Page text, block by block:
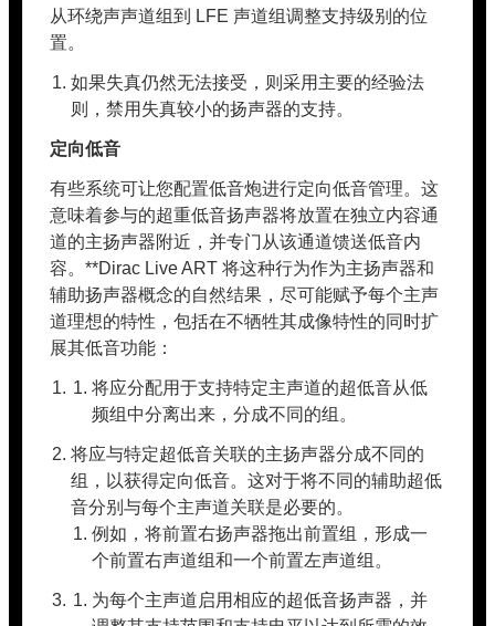
从环绕声声道组到 LFE 声道组调整支持级别的位
置。
如果失真仍然无法接受，则采用主要的经验法
则，禁用失真较小的扬声器的支持。
定向低音
有些系统可让您配置低音炮进行定向低音管理。这
意味着参与的超重低音扬声器将放置在独立内容通
道的主扬声器附近，并专门从该通道馈送低音内
容。**Dirac Live ART 将这种行为作为主扬声器和
辅助扬声器概念的自然结果，尽可能赋予每个主声
道理想的特性，包括在不牺牲其成像特性的同时扩
展其低音功能：
将应分配用于支持特定主声道的超低音从低
频组中分离出来，分成不同的组。
将应与特定超低音关联的主扬声器分成不同的
组，以获得定向低音。这对于将不同的辅助超低
音分别与每个主声道关联是必要的。
例如，将前置右扬声器拖出前置组，形成一
个前置右声道组和一个前置左声道组。
为每个主声道启用相应的超低音扬声器，并